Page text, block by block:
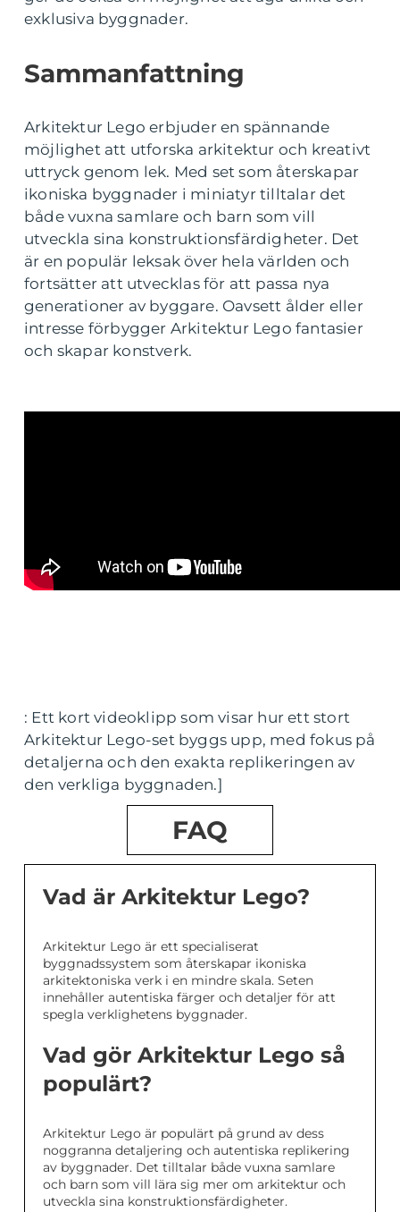
exklusiva byggnader.
Sammanfattning
Arkitektur Lego erbjuder en spännande
möjlighet att utforska arkitektur och kreativt
uttryck genom lek. Med set som återskapar
ikoniska byggnader i miniatyr tilltalar det
både vuxna samlare och barn som vill
utveckla sina konstruktionsfärdigheter. Det
är en populär leksak över hela världen och
fortsätter att utvecklas för att passa nya
generationer av byggare. Oavsett ålder eller
intresse förbygger Arkitektur Lego fantasier
och skapar konstverk.
: Ett kort videoklipp som visar hur ett stort
Arkitektur Lego-set byggs upp, med fokus på
detaljerna och den exakta replikeringen av
den verkliga byggnaden.]
FAQ
Vad är Arkitektur Lego?
Arkitektur Lego är ett specialiserat
byggnadssystem som återskapar ikoniska
arkitektoniska verk i en mindre skala. Seten
innehåller autentiska färger och detaljer för att
spegla verklighetens byggnader.
Vad gör Arkitektur Lego så
populärt?
Arkitektur Lego är populärt på grund av dess
noggranna detaljering och autentiska replikering
av byggnader. Det tilltalar både vuxna samlare
och barn som vill lära sig mer om arkitektur och
utveckla sina konstruktionsfärdigheter.